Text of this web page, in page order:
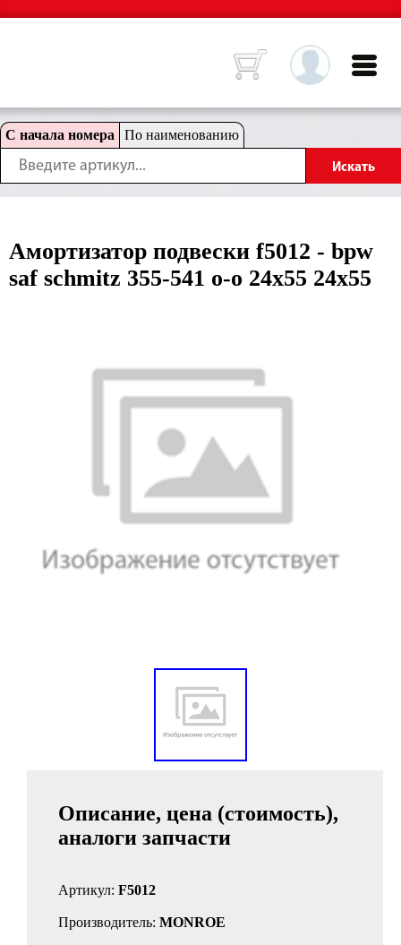
С начала номера По наименованию
Амортизатор подвески f5012 - bpw
saf schmitz 355-541 o-o 24x55 24x55
Описание, цена (стоимость),
аналоги запчасти
Артикул: F5012
Производитель: MONROE